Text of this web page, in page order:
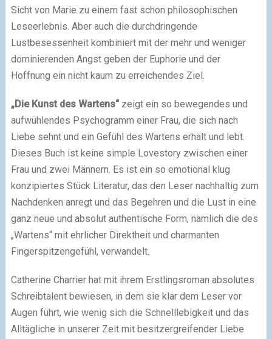
Sicht von Marie zu einem fast schon philosophischen
Leseerlebnis. Aber auch die durchdringende
Lustbesessenheit kombiniert mit der mehr und weniger
dominierenden Angst geben der Euphorie und der
Hoffnung ein nicht kaum zu erreichendes Ziel.
„Die Kunst des Wartens“zeigt ein so bewegendes und
aufwühlendes Psychogramm einer Frau, die sich nach
Liebe sehnt und ein Gefühl des Wartens erhält und lebt.
Dieses Buch ist keine simple Lovestory zwischen einer
Frau und zwei Männern. Es ist ein so emotional klug
konzipiertes Stück Literatur, das den Leser nachhaltig zum
Nachdenken anregt und das Begehren und die Lust in eine
ganz neue und absolut authentische Form, nämlich die des
„Wartens“ mit ehrlicher Direktheit und charmanten
Fingerspitzengefühl, verwandelt.
Catherine Charrier hat mit ihrem Erstlingsroman absolutes
Schreibtalent bewiesen, in dem sie klar dem Leser vor
Augen führt, wie wenig sich die Schnelllebigkeit und das
Alltägliche in unserer Zeit mit besitzergreifender Liebe